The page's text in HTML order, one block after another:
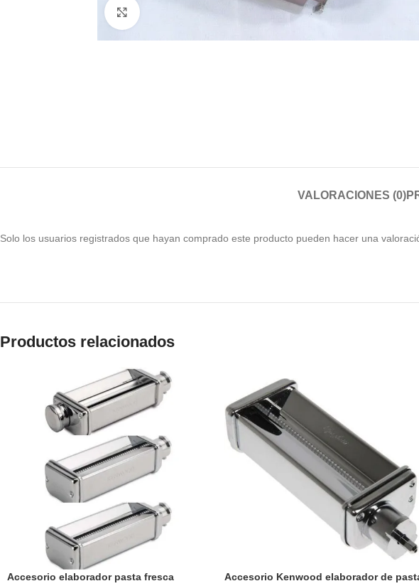
VALORACIONES (0)
Solo los usuarios registrados que hayan comprado este producto pueden hacer una
Productos relacionados
Accesorio elaborador pasta fresca
Accesorio Kenwood elaborador de